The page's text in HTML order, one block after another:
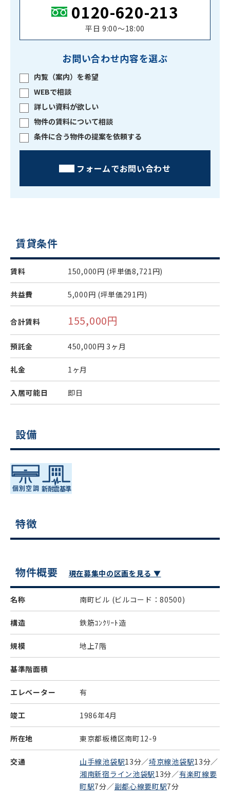
0120-620-213
平日 9:00〜18:00
お問い合わせ内容を選ぶ
内覧（案内）を希望
WEBで相談
詳しい資料が欲しい
物件の賃料について相談
条件に合う物件の提案を依頼する
フォームでお問い合わせ
賃貸条件
賃料 150,000円 (坪単価8,721円)
共益費 5,000円 (坪単価291円)
合計賃料 155,000円
預託金 450,000円 3ヶ月
礼金 1ヶ月
入居可能日 即日
設備
特徴
物件概要 現在募集中の区画を見る ▼
名称 南町ビル (ビルコード：80500)
構造 鉄筋ｺﾝｸﾘｰﾄ造
規模 地上7階
基準階面積
エレベーター 有
竣工 1986年4月
所在地 東京都板橋区南町12-9
交通 山手線池袋駅13分／埼京線池袋駅13分／
湘南新宿ライン池袋駅13分／有楽町線要
町駅7分／副都心線要町駅7分